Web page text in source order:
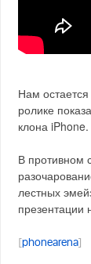
Нам
ролике
клона iPhone.
В противном
лестных
презентации
[phonearena